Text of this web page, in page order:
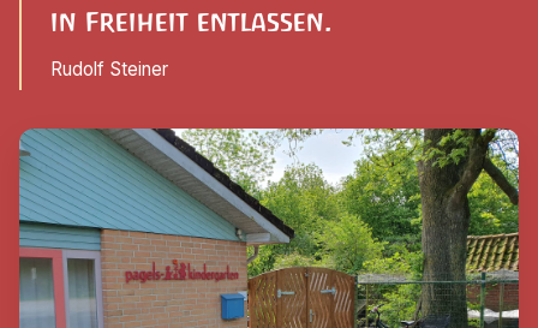
in Freiheit entlassen.
Rudolf Steiner